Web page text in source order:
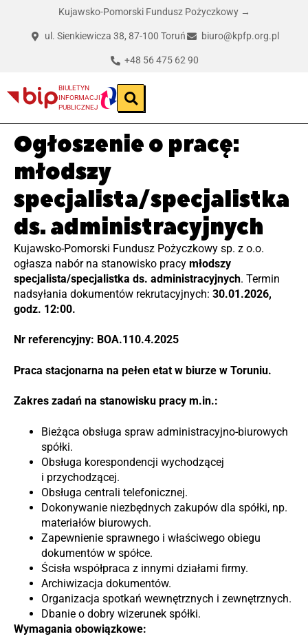
Kujawsko-Pomorski Fundusz Pożyczkowy →
ul. Sienkiewicza 38, 87-100 Toruń biuro@kpfp.org.pl
+48 56 475 62 90
BIULETYN
INFORMACJI
PUBLICZNEJ
Ogłoszenie o pracę:
młodszy
specjalista/specjalistka
ds. administracyjnych
Kujawsko-Pomorski Fundusz Pożyczkowy sp. z o.o.
ogłasza nabór na stanowisko pracy młodszy
specjalista/specjalistka ds. administracyjnych. Termin
nadsyłania dokumentów rekrutacyjnych: 30.01.2026,
godz. 12:00.
Nr referencyjny: BOA.110.4.2025
Praca stacjonarna na pełen etat w biurze w Toruniu.
Zakres zadań na stanowisku pracy m.in.:
Bieżąca obsługa spraw administracyjno-biurowych
spółki.
Obsługa korespondencji wychodzącej
i przychodzącej.
Obsługa centrali telefonicznej.
Dokonywanie niezbędnych zakupów dla spółki, np.
materiałów biurowych.
Zapewnienie sprawnego i właściwego obiegu
dokumentów w spółce.
Ścisła współpraca z innymi działami firmy.
Archiwizacja dokumentów.
Organizacja spotkań wewnętrznych i zewnętrznych.
Dbanie o dobry wizerunek spółki.
Wymagania obowiązkowe: